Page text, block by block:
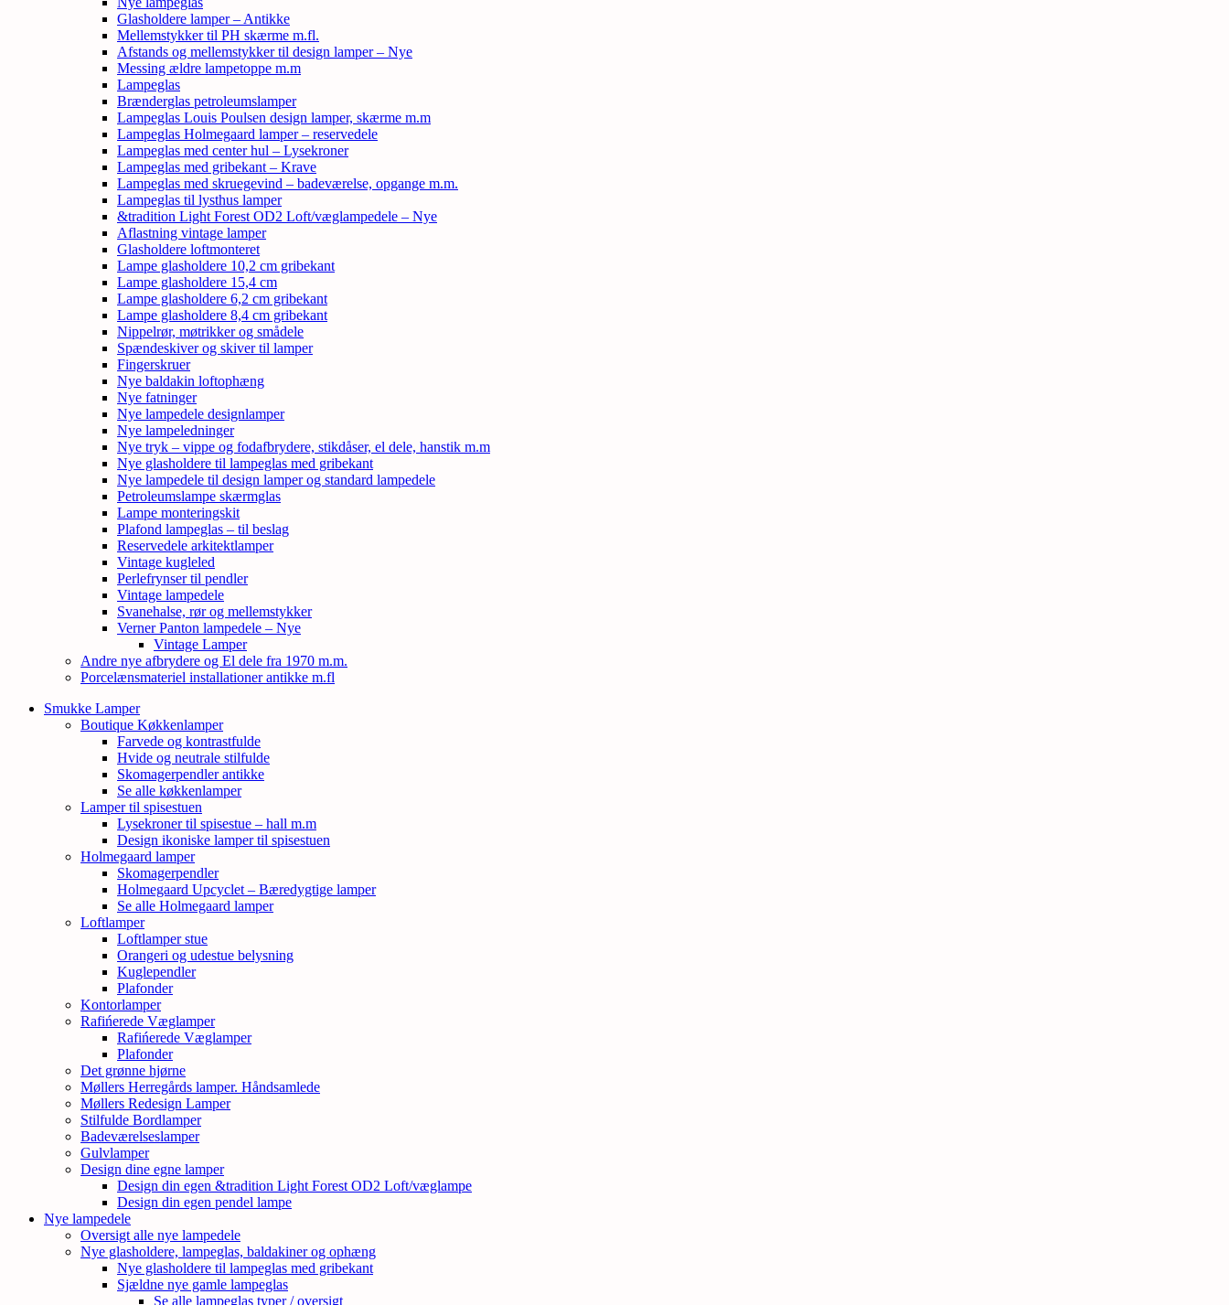
Glasholdere lamper – Antikke
Mellemstykker til PH skærme m.fl.
Afstands og mellemstykker til design lamper – Nye
Messing ældre lampetoppe m.m
Lampeglas
Brænderglas petroleumslamper
Lampeglas Louis Poulsen design lamper, skærme m.m
Lampeglas Holmegaard lamper – reservedele
Lampeglas med center hul – Lysekroner
Lampeglas med gribekant – Krave
Lampeglas med skruegevind – badeværelse, opgange m.m.
Lampeglas til lysthus lamper
&tradition Light Forest OD2 Loft/væglampedele – Nye
Aflastning vintage lamper
Glasholdere loftmonteret
Lampe glasholdere 10,2 cm gribekant
Lampe glasholdere 15,4 cm
Lampe glasholdere 6,2 cm gribekant
Lampe glasholdere 8,4 cm gribekant
Nippelrør, møtrikker og smådele
Spændeskiver og skiver til lamper
Fingerskruer
Nye baldakin loftophæng
Nye fatninger
Nye lampedele designlamper
Nye lampeledninger
Nye tryk – vippe og fodafbrydere, stikdåser, el dele, hanstik m.m
Nye glasholdere til lampeglas med gribekant
Nye lampedele til design lamper og standard lampedele
Petroleumslampe skærmglas
Lampe monteringskit
Plafond lampeglas – til beslag
Reservedele arkitektlamper
Vintage kugleled
Perlefrynser til pendler
Vintage lampedele
Svanehalse, rør og mellemstykker
Verner Panton lampedele – Nye
Vintage Lamper
Andre nye afbrydere og El dele fra 1970 m.m.
Porcelænsmateriel installationer antikke m.fl
Smukke Lamper
Boutique Køkkenlamper
Farvede og kontrastfulde
Hvide og neutrale stilfulde
Skomagerpendler antikke
Se alle køkkenlamper
Lamper til spisestuen
Lysekroner til spisestue – hall m.m
Design ikoniske lamper til spisestuen
Holmegaard lamper
Skomagerpendler
Holmegaard Upcyclet – Bæredygtige lamper
Se alle Holmegaard lamper
Loftlamper
Loftlamper stue
Orangeri og udestue belysning
Kuglependler
Plafonder
Kontorlamper
Rafińerede Væglamper
Rafińerede Væglamper
Plafonder
Det grønne hjørne
Møllers Herregårds lamper. Håndsamlede
Møllers Redesign Lamper
Stilfulde Bordlamper
Badeværelseslamper
Gulvlamper
Design dine egne lamper
Design din egen &tradition Light Forest OD2 Loft/væglampe
Design din egen pendel lampe
Nye lampedele
Oversigt alle nye lampedele
Nye glasholdere, lampeglas, baldakiner og ophæng
Nye glasholdere til lampeglas med gribekant
Sjældne nye gamle lampeglas
Se alle lampeglas typer / oversigt